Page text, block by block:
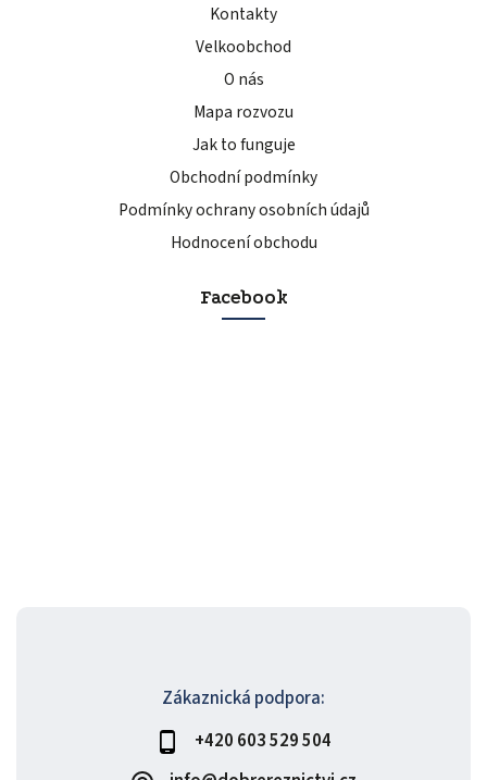
Zákaznická podpora:
+420 603 529 504
Kontakty
Velkoobchod
O nás
Mapa rozvozu
Jak to funguje
Obchodní podmínky
Podmínky ochrany osobních údajů
Hodnocení obchodu
Facebook